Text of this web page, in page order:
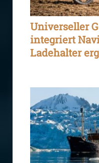
Universeller
integriert
Ladehalter